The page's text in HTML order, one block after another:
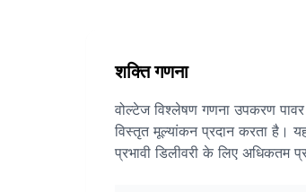
शक्ति गणना
वोल्टेज विश्लेषण गणना उपकरण
विस्तृत मूल्यांकन प्रदान करता है।
प्रभावी डिलीवरी के लिए अधिकतम